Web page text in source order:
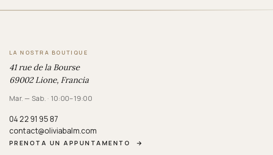
LA NOSTRA BOUTIQUE
41 rue de la Bourse
69002 Lione, Francia
Mar. — Sab. · 10:00–19:00
04 22 91 95 87
contact@oliviabalm.com
PRENOTA UN APPUNTAMENTO →